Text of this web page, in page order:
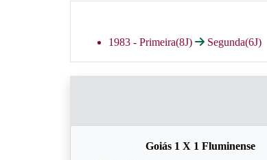
1983 - Primeira(8J) Segunda(6J)
Goiás 1 X 1 Fluminense